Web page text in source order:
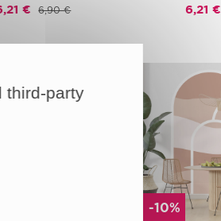
€ 6,90 € 6,21 €
-10%
third-party